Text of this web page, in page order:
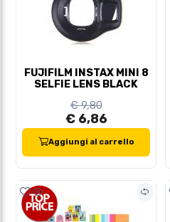
FUJIFILM INSTAX MINI 8
SELFIE LENS BLACK
€ 9,80
€ 6,86
Aggiungi al carrello